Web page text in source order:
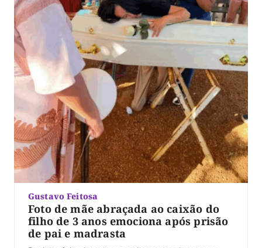
Gustavo Feitosa
Foto de mãe abraçada ao caixão do
filho de 3 anos emociona após prisão
de pai e madrasta